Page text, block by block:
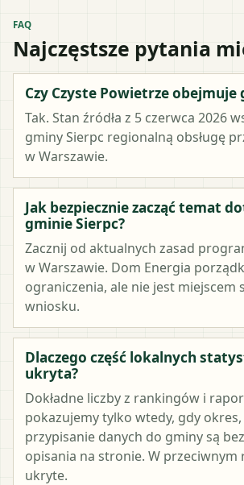
FAQ
Najczęstsze pytania
Czy Czyste Powietrze obejmuje
Tak. Stan źródła z 5 czerwca 2026
gminy Sierpc regionalną obsługę
w Warszawie.
Jak bezpiecznie zacząć temat
gminie Sierpc?
Zacznij od aktualnych zasad
w Warszawie. Dom Energia
ograniczenia, ale nie jest miejscem
wniosku.
Dlaczego część lokalnych
ukryta?
Dokładne liczby z rankingów i
pokazujemy tylko wtedy, gdy okres,
przypisanie danych do gminy są
opisania na stronie. W przeciwnym
ukryte.